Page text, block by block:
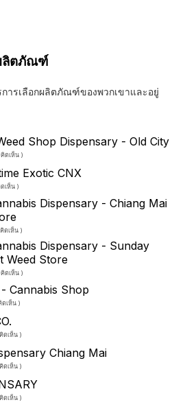
ลิตภัณฑ์
ารเลือกผลิตภัณฑ์ของพวกเขาและอยู่
Shop Dispensary - Old City
ดเห็น )
Exotic CNX
เห็น )
Dispensary - Chiang Mai
ดเห็น )
Dispensary - Sunday
Weed Store
ดเห็น )
Cannabis Shop
ดเห็น )
ดเห็น )
Chiang Mai
ดเห็น )
ดเห็น )